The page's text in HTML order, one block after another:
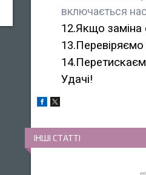
включається
12.Якщо
13.Перевіряємо
Удачі!
ІНШІ СТАТТІ